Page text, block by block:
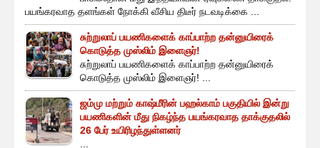
பயங்கரவாத தளங்கள் நோக்கி வீசிய திடீர் நடவடிக்கை ...
சுற்றுலாப் பயணிகளைக் காப்பாற்ற தன்னுயிரைக்
கொடுத்த முஸ்லிம் இளைஞர்!
சுற்றுலாப் பயணிகளைக் காப்பாற்ற தன்னுயிரைக்
கொடுத்த முஸ்லிம் இளைஞர்! ...
ஜம்மு மற்றும் காஷ்மீரின் பஹல்காம் பகுதியில் இன்று
பயணிகளின் மீது நிகழ்ந்த பயங்கரவாத தாக்குதலில்
26 பேர் உயிரிழந்துள்ளனர்